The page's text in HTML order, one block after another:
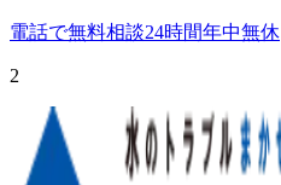
電話で無料相談24時間年中無休
2